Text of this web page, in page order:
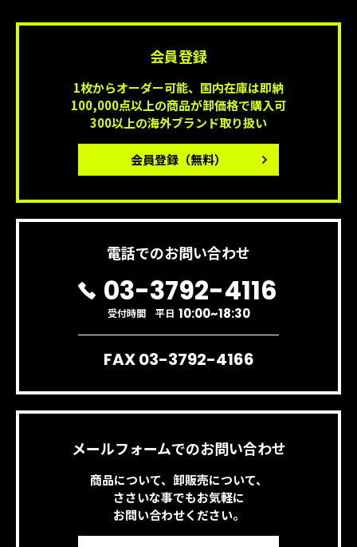
会員登録
1枚からオーダー可能、国内在庫は即納
100,000点以上の商品が卸価格で購入可
300以上の海外ブランド取り扱い
会員登録 （無料）
電話でのお問い合わせ
03-3792-4116
受付時間 平日 10:00~18:30
FAX 03-3792-4166
メールフォームでのお問い合わせ
商品について、卸販売について、
ささいな事でもお気軽に
お問い合わせください。